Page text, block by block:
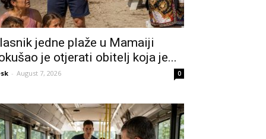
jedne plaže u Mamaiji
je otjerati obitelj koja je...
- August 7, 2026 0